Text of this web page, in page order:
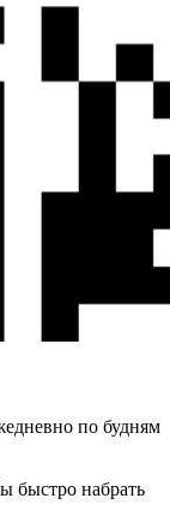
по будням
быстро набрать